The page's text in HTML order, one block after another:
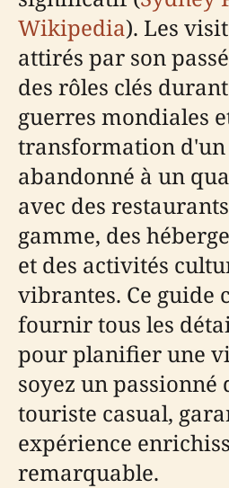
Wikipedia). Les
attirés par son
des rôles clés
guerres mondiales
transformation d'un
abandonné à un
avec des
gamme, des
et des activités
vibrantes. Ce guide
fournir tous les
pour planifier une
soyez un
touriste casual,
expérience
remarquable.